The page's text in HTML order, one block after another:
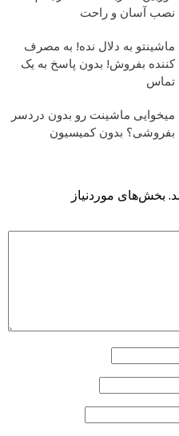
نصب آسان و راحت
ماشینتو به دلال نده! به مصرف
کننده بفروش! بدون پاسخ به یک
تماس
میخوایی ماشینت رو بدون دردسر
بفروشی؟ بدون کمیسیون
بخش‌های موردنیاز